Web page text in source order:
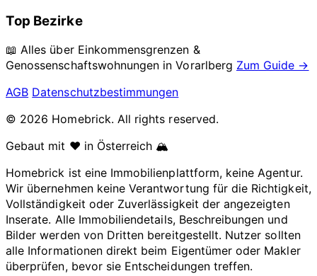
Top Bezirke
📖 Alles über Einkommensgrenzen &
Genossenschaftswohnungen inVorarlberg Zum Guide →
AGB Datenschutzbestimmungen
© 2026 Homebrick. All rights reserved.
Gebaut mit ❤️ in Österreich 🏔️
Homebrick ist eine Immobilienplattform, keine Agentur.
Wir übernehmen keine Verantwortung für die Richtigkeit,
Vollständigkeit oder Zuverlässigkeit der angezeigten
Inserate. Alle Immobiliendetails, Beschreibungen und
Bilder werden von Dritten bereitgestellt. Nutzer sollten
alle Informationen direkt beim Eigentümer oder Makler
überprüfen, bevor sie Entscheidungen treffen.